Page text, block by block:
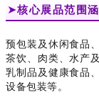
➤核心展品范围
预包装及休闲食品
茶饮、肉类、水产
乳制品及健康食品、
设备包装等。